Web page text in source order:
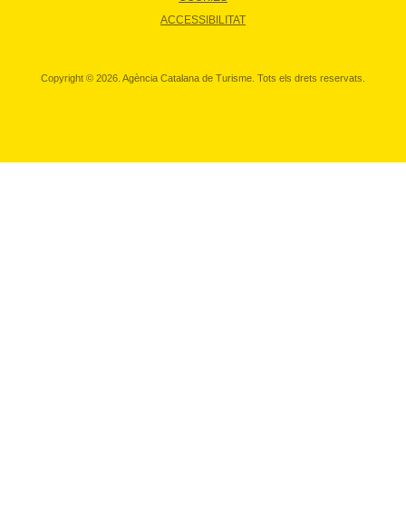
ACCESSIBILITAT
Copyright © 2026. Agència Catalana de Turisme. Tots els drets reservats.